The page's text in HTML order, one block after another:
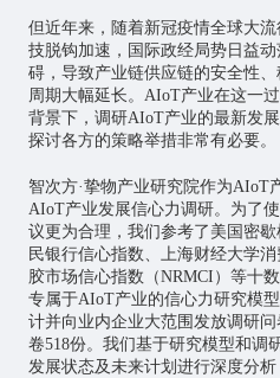
但近年来，随着新冠疫情全球大
技脱钩加速，国际政经局势日益
碍，导致产业链供应链的安全性
周期大幅延长。AIoT产业在这一
背景下，调研AIoT产业的最新发
探讨各方的策略举措非常有必要。
智次方·挚物产业研究院作为AIoT
AIoT产业发展信心力调研。为了
议更为合理，我们参考了美国密
民银行信心指数、上海财经大学
胶市场信心指数（NRMCI）等十
专属于AIoT产业的信心力研究模
计并向业内企业大范围发放调研
卷518份。我们基于研究模型和调
发展状态及未来计划进行深度分